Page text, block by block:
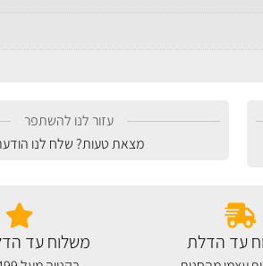
עזור לנו להשתפר
מצאת טעות? שלח לנו
עד הדלת משלוח עד